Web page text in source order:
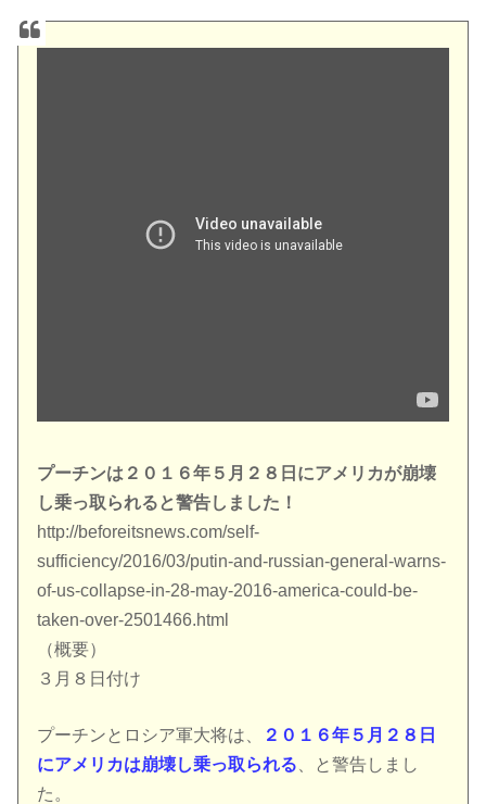
プーチンは２０１６年５月２８日にアメリカが崩壊
し乗っ取られると警告しました！
http://beforeitsnews.com/self-
sufficiency/2016/03/putin-and-russian-general-warns-
of-us-collapse-in-28-may-2016-america-could-be-
taken-over-2501466.html
（概要）
３月８日付け
プーチンとロシア軍大将は、
２０１６年５月２８日
にアメリカは崩壊し乗っ取られる 、と警告しまし
た。